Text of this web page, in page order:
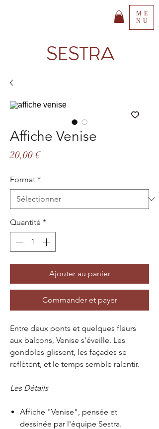
ME
NU
SESTRA
Affiche Venise
20,00 €Prix
Format *
Quantité *
Ajouter au panier
Commander et payer
Entre deux ponts et quelques fleurs
aux balcons, Venise s’éveille. Les
gondoles glissent, les façades se
reflètent, et le temps semble ralentir.
Les Détails
Affiche "Venise", pensée et
dessinée par l'équipe Sestra.